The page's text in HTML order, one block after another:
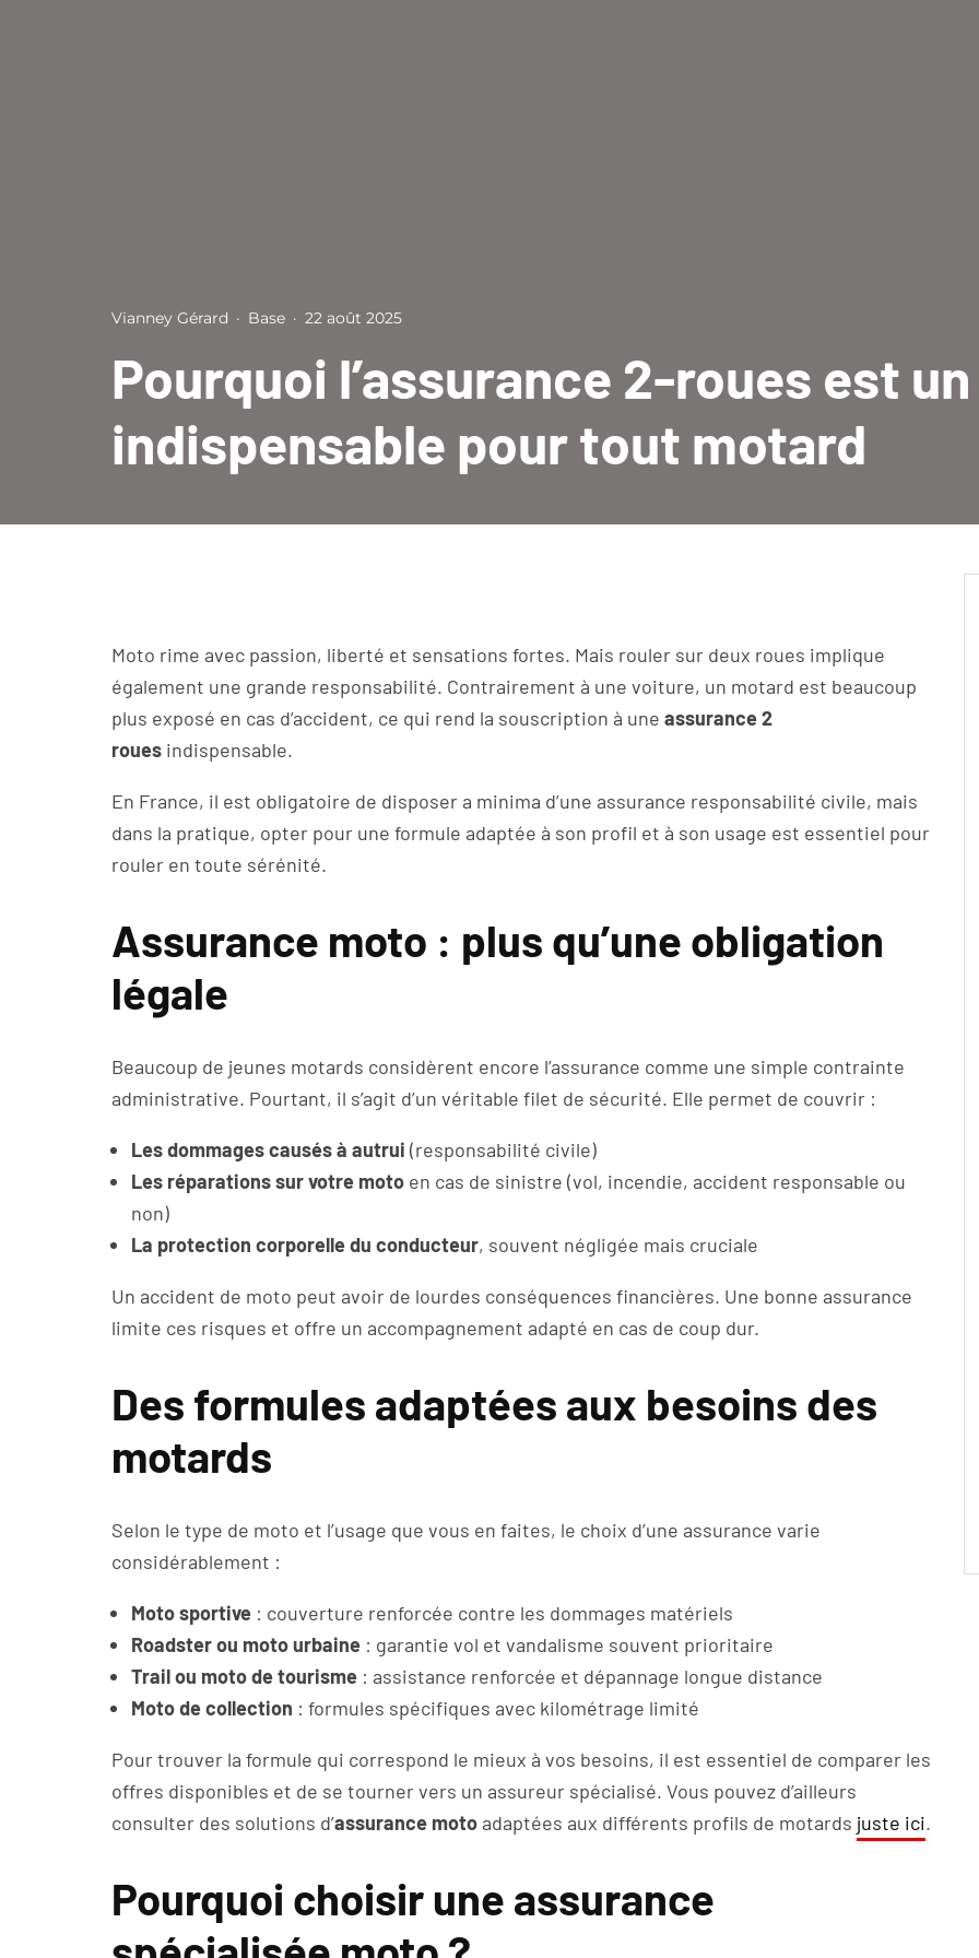
Vianney Gérard · Base · 22 août 2025
Pourquoi l’assurance 2-roues est un
indispensable pour tout motard
Moto rime avec passion, liberté et sensations fortes. Mais rouler sur deux roues implique
également une grande responsabilité. Contrairement à une voiture, un motard est beaucoup
plus exposé en cas d’accident, ce qui rend la souscription à une assurance 2
roues indispensable.
En France, il est obligatoire de disposer a minima d’une assurance responsabilité civile, mais
dans la pratique, opter pour une formule adaptée à son profil et à son usage est essentiel pour
rouler en toute sérénité.
Assurance moto : plus qu’une obligation
légale
Beaucoup de jeunes motards considèrent encore l’assurance comme une simple contrainte
administrative. Pourtant, il s’agit d’un véritable filet de sécurité. Elle permet de couvrir :
Les dommages causés à autrui (responsabilité civile)
Les réparations sur votre moto en cas de sinistre (vol, incendie, accident responsable ou
non)
La protection corporelle du conducteur, souvent négligée mais cruciale
Un accident de moto peut avoir de lourdes conséquences financières. Une bonne assurance
limite ces risques et offre un accompagnement adapté en cas de coup dur.
Des formules adaptées aux besoins des
motards
Selon le type de moto et l’usage que vous en faites, le choix d’une assurance varie
considérablement :
Moto sportive : couverture renforcée contre les dommages matériels
Roadster ou moto urbaine : garantie vol et vandalisme souvent prioritaire
Trail ou moto de tourisme : assistance renforcée et dépannage longue distance
Moto de collection : formules spécifiques avec kilométrage limité
Pour trouver la formule qui correspond le mieux à vos besoins, il est essentiel de comparer les
offres disponibles et de se tourner vers un assureur spécialisé. Vous pouvez d’ailleurs
consulter des solutions d’assurance moto adaptées aux différents profils de motards juste ici.
Pourquoi choisir une assurance